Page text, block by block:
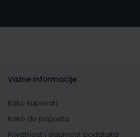
Važne informacije
Kako kupovati
Kako do popusta
Privatnost i sigurnost podataka